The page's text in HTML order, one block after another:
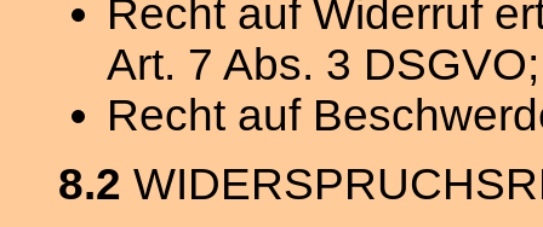
Recht auf Widerruf
Art. 7 Abs. 3 DSGVO;
Recht auf
8.2